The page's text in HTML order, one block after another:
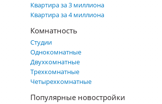
Квартира за 3 миллиона
Квартира за 4 миллиона
Комнатность
Студии
Однокомнатные
Двухкомнатные
Трехкомнатные
Четырехкомнатные
Популярные новостройки